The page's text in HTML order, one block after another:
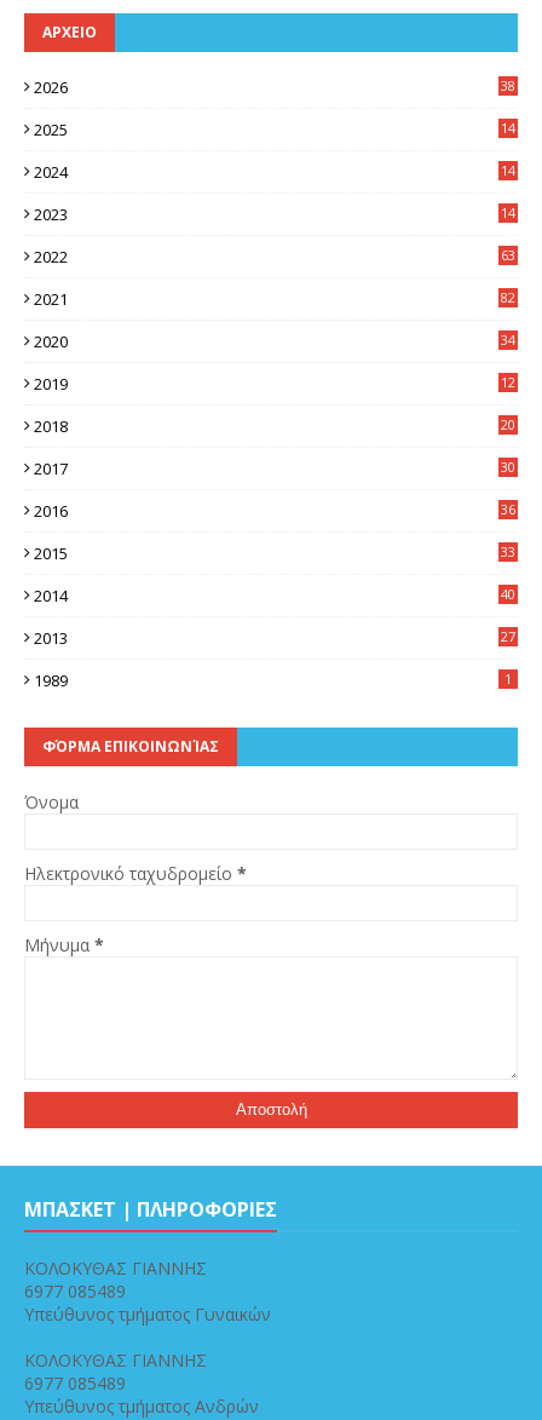
ΑΡΧΕΙΟ
2026 38
2025
14
2024
14
2023
14
2022 63
2021 82
2020 34
2019
12
2018
20
2017
30
2016
36
2015
33
2014
40
2013
27
1989 1
ΦΌΡΜΑ ΕΠΙΚΟΙΝΩΝΊΑΣ
Όνομα
Ηλεκτρονικό ταχυδρομείο *
Μήνυμα *
ΜΠΑΣΚΕΤ | ΠΛΗΡΟΦΟΡΙΕΣ
ΚΟΛΟΚΥΘΑΣ ΓΙΑΝΝΗΣ
6977 085489
Υπεύθυνος τμήματος Γυναικών
ΚΟΛΟΚΥΘΑΣ ΓΙΑΝΝΗΣ
6977 085489
Υπεύθυνος τμήματος Ανδρών